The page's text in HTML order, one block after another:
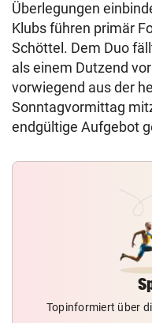
Überlegungen
Klubs führen primär
Schöttel. Dem Duo
als einem Dutzend
vorwiegend aus der
Sonntagvormittag
endgültige Aufgebot
Topinformiert über